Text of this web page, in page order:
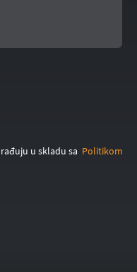
u skladu sa Politikom